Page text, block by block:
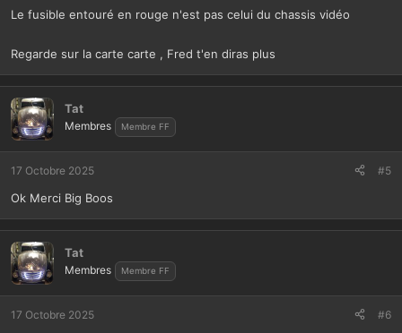
Le fusible entouré en rouge n'est pas celui du chassis vidéo
Regarde sur la carte carte , Fred t'en diras plus
Tat
Membres Membre FF
17 Octobre 2025 #5
Ok Merci Big Boos
Tat
Membres Membre FF
17 Octobre 2025 #6